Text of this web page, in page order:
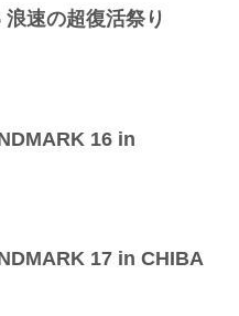
浪速の超復活祭り
16 in
17 in CHIBA